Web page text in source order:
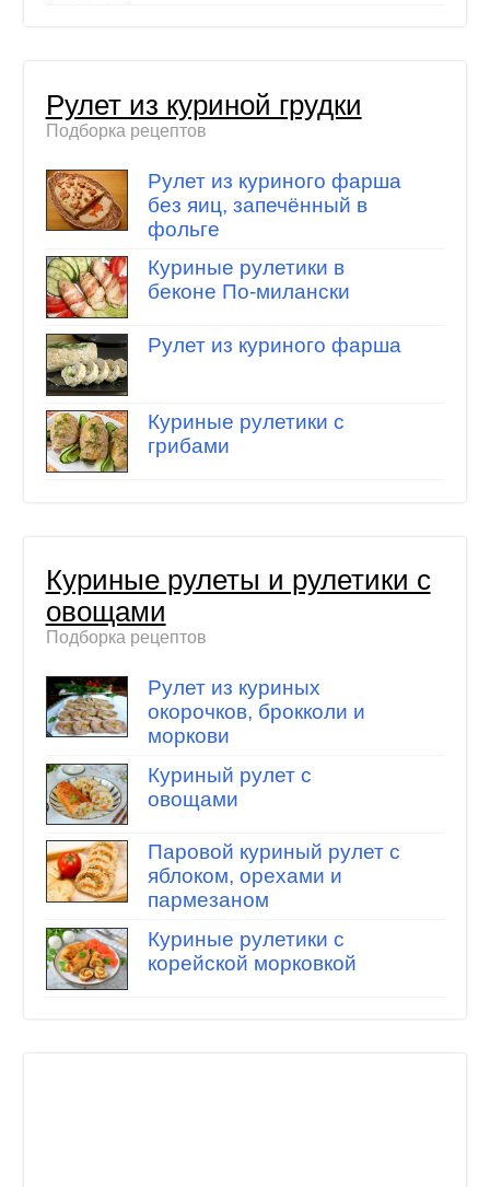
Рулет из куриной грудки
Подборка рецептов
Рулет из куриного фарша
без яиц, запечённый в
фольге
Куриные рулетики в
беконе По-милански
Рулет из куриного фарша
Куриные рулетики с
грибами
Куриные рулеты и рулетики с
овощами
Подборка рецептов
Рулет из куриных
окорочков, брокколи и
моркови
Куриный рулет с
овощами
Паровой куриный рулет с
яблоком, орехами и
пармезаном
Куриные рулетики с
корейской морковкой